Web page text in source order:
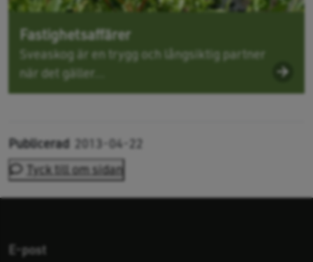
Fastighetsaffärer
Sveaskog är en trygg och långsiktig partner
när det gäller...
Publicerad 2013-04-22
Tyck till om sidan
E-post